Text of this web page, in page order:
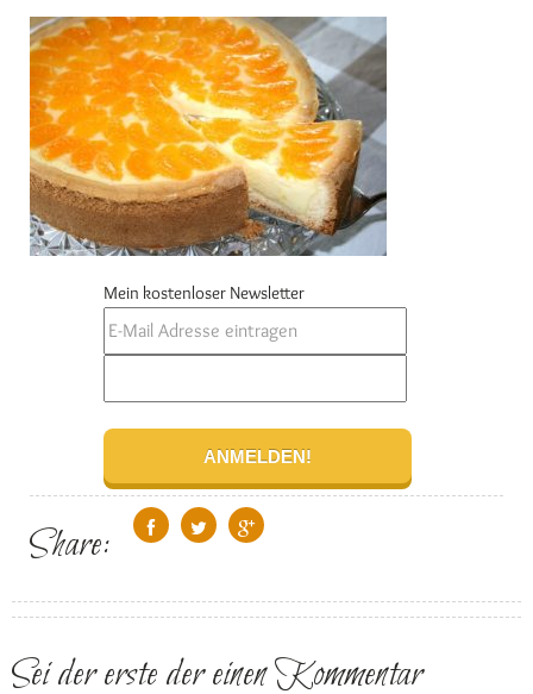
Mein kostenloser Newsletter
Share:
Sei der erste der einen Kommentar